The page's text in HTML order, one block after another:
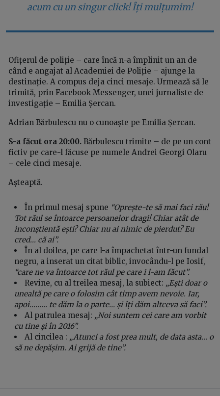
acum cu un singur click! Îți mulțumim!
Ofițerul de poliție – care încă n-a împlinit un an de
când e angajat al Academiei de Poliție – ajunge la
destinație. A compus deja cinci mesaje. Urmează să le
trimită, prin Facebook Messenger, unei jurnaliste de
investigație – Emilia Șercan.
Adrian Bărbulescu nu o cunoaște pe Emilia Șercan.
S-a făcut ora 20:00. Bărbulescu trimite – de pe un cont
fictiv pe care-l făcuse pe numele Andrei Georgi Olaru
– cele cinci mesaje.
Așteaptă.
În primul mesaj spune “Oprește-te să mai faci rău!
Tot răul se întoarce persoanelor dragi! Chiar atât de
inconștientă ești? Chiar nu ai nimic de pierdut? Eu
cred... că ai”.
În al doilea, pe care l-a împachetat într-un fundal
negru, a inserat un citat biblic, invocându-l pe Iosif,
“care ne va întoarce tot răul pe care i l-am făcut”.
Revine, cu al treilea mesaj, la subiect: „Ești doar o
unealtă pe care o folosim cât timp avem nevoie. Iar,
apoi......... te dăm la o parte... și îți dăm altceva să faci”.
Al patrulea mesaj: „Noi suntem cei care am vorbit
cu tine și în 2016”.
Al cincilea : „Atunci a fost prea mult, de data asta... o
să ne depășim. Ai grijă de tine”.